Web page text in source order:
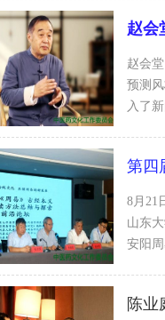
赵会
赵会
预测
入了
第四
8月21
山东
安阳
陈业